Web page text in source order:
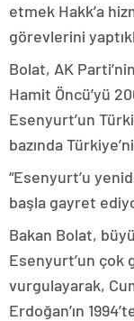
etmek Hakk’a
görevlerini
Bolat, AK
Hamit Öncü’yü
Esenyurt’un
bazında
“Esenyurt’u
başla gayret
Bakan Bolat,
Esenyurt’un çok
vurgulayarak,
Erdoğan’ın